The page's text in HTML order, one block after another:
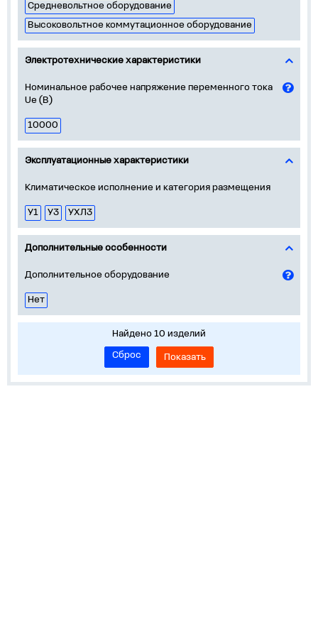
Средневольтное оборудование
Высоковольтное коммутационное оборудование
Электротехнические характеристики
Номинальное рабочее напряжение переменного тока
Ue (В)
10000
Эксплуатационные характеристики
Климатическое исполнение и категория размещения
У1 У3 УХЛ3
Дополнительные особенности
Дополнительное оборудование
Нет
Найдено 10 изделий
Сброс
Показать